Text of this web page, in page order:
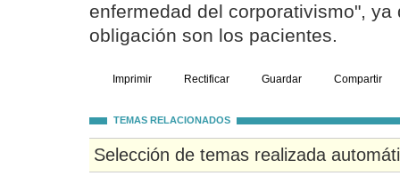
enfermedad del corporativismo", ya
obligación son los pacientes.
Imprimir Rectificar Guardar Compartir
TEMAS RELACIONADOS
Selección de temas realizada